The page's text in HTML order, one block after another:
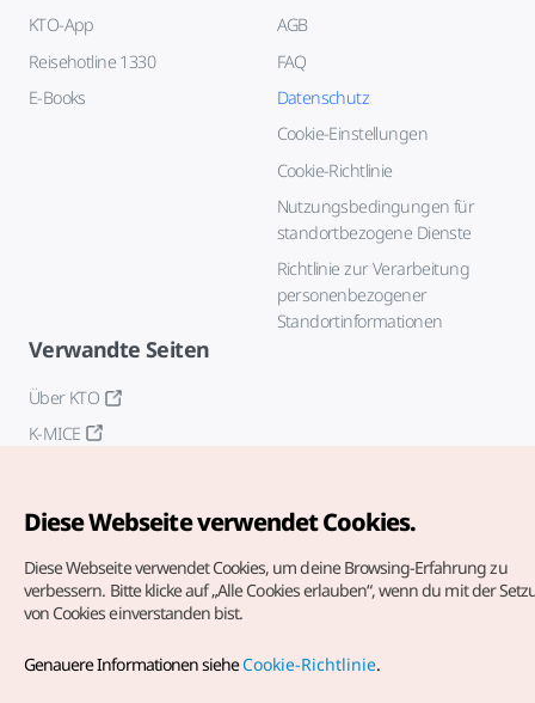
KTO-App
Reisehotline 1330
E-Books
AGB
FAQ
Datenschutz
Cookie-Einstellungen
Cookie-Richtlinie
Nutzungsbedingungen für
standortbezogene Dienste
Richtlinie zur Verarbeitung
personenbezogener
Standortinformationen
Verwandte Seiten
Über KTO
K-MICE
vorbehalten.
Diese Webseite verwendet Cookies.
Diese Webseite verwendet Cookies, um deine Browsing-Erfahrung zu
verbessern. Bitte klicke auf „Alle Cookies erlauben“, wenn du mit der
von Cookies einverstanden bist.
Genauere Informationen sieheCookie-Richtlinie.